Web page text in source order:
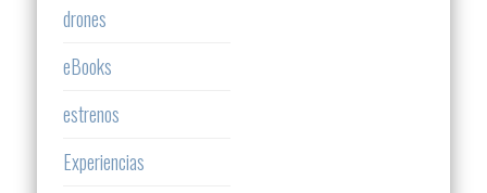
drones
eBooks
estrenos
Experiencias